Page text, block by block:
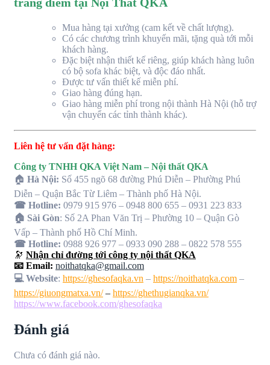
Mua hàng tại xưởng (cam kết về chất lượng).
Có các chương trình khuyến mãi, tặng quà tới mỗi
khách hàng.
Đặc biệt nhận thiết kế riêng, giúp khách hàng luôn
có bộ sofa khác biệt, và độc đáo nhất.
Được tư vấn thiết kế miễn phí.
Giao hàng đúng hạn.
Giao hàng miễn phí trong nội thành Hà Nội (hỗ trợ
vận chuyển các tỉnh thành khác).
Liên hệ tư vấn đặt hàng:
Công ty TNHH QKA Việt Nam – Nội thất QKA
🏠 Hà Nội: Số 455 ngõ 68 đường Phú Diễn – Phường Phú
Diễn – Quận Bắc Từ Liêm – Thành phố Hà Nội.
☎ Hotline: 0979 915 976 – 0948 800 655 – 0931 223 833
🏠 Sài Gòn: Số 2A Phan Văn Trị – Phường 10 – Quận Gò
Vấp – Thành phố Hồ Chí Minh.
☎ Hotline: 0988 926 977 – 0933 090 288 – 0822 578 555
🔭 Nhận chỉ đường tới công ty nội thất QKA
📧 Email: noithatqka@gmail.com
💻 Website: https://ghesofaqka.vn – https://noithatqka.com –
https://giuongmatxa.vn/ – https://ghethugianqka.vn/
https://www.facebook.com/ghesofaqka
Đánh giá
Chưa có đánh giá nào.